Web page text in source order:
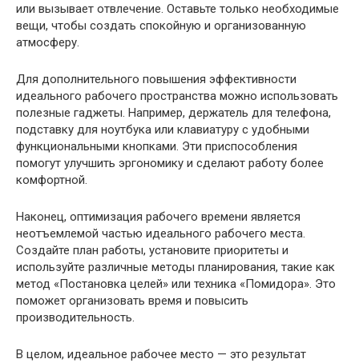
или вызывает отвлечение. Оставьте только необходимые
вещи, чтобы создать спокойную и организованную
атмосферу.
Для дополнительного повышения эффективности
идеального рабочего пространства можно использовать
полезные гаджеты. Например, держатель для телефона,
подставку для ноутбука или клавиатуру с удобными
функциональными кнопками. Эти приспособления
помогут улучшить эргономику и сделают работу более
комфортной.
Наконец, оптимизация рабочего времени является
неотъемлемой частью идеального рабочего места.
Создайте план работы, установите приоритеты и
используйте различные методы планирования, такие как
метод «Постановка целей» или техника «Помидора». Это
поможет организовать время и повысить
производительность.
В целом, идеальное рабочее место — это результат